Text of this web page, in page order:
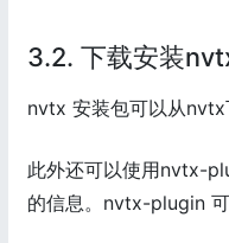
3.2. 下载安装
nvtx 安装包可以从nvtx
此外还可以使用nvtx-
的信息。nvtx-plugin 可